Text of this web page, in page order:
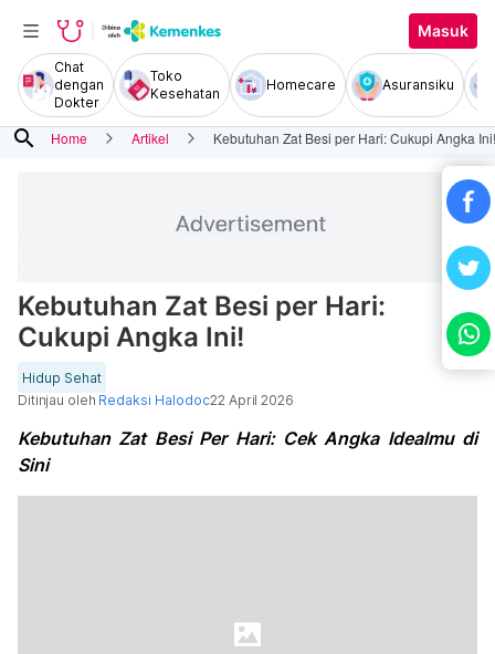
Masuk
Chat
dengan
Dokter
Toko
Kesehatan
Homecare Asuransiku
search Home Artikel Kebutuhan Zat Besi per Hari: Cukupi Angka Ini!
Kebutuhan Zat Besi per Hari:
Cukupi Angka Ini!
Hidup Sehat
Ditinjau oleh Redaksi Halodoc22 April 2026
Kebutuhan Zat Besi Per Hari: Cek Angka Idealmu di
Sini